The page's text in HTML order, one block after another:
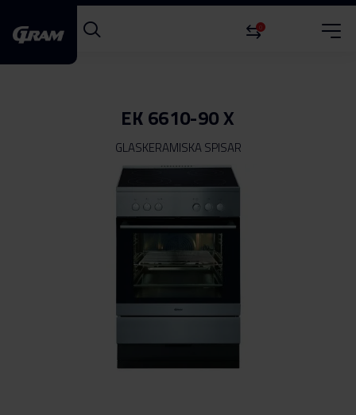
0
EK 6610-90 X
GLASKERAMISKA SPISAR